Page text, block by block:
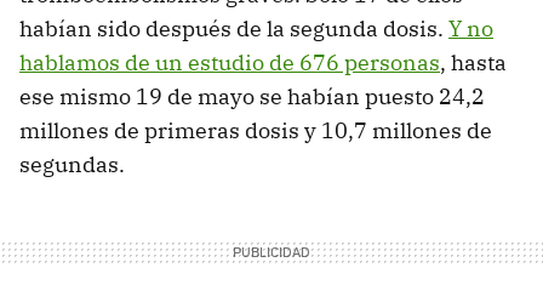
habían sido después de la segunda dosis. Y no
hablamos de un estudio de 676 personas, hasta
ese mismo 19 de mayo se habían puesto 24,2
millones de primeras dosis y 10,7 millones de
segundas.